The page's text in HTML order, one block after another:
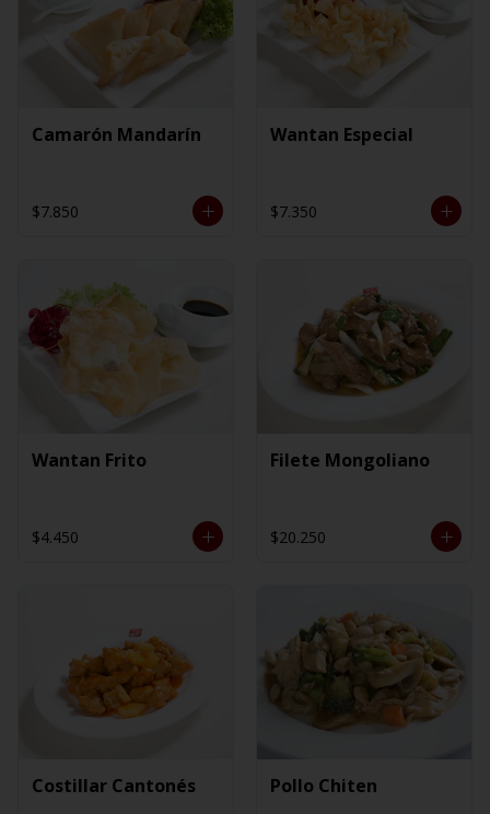
Camarón Mandarín
$7.850
Wantan Especial
$7.350
Wantan Frito
$4.450
Filete Mongoliano
$20.250
Costillar Cantonés Pollo Chiten